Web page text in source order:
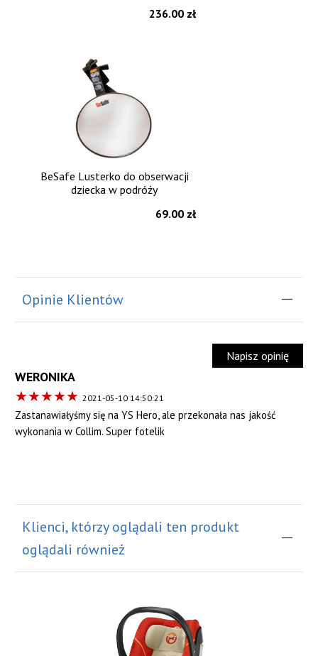
236.00 zł
BeSafe Lusterko do obserwacji
dziecka w podróży
69.00 zł
Opinie Klientów
Napisz opinię
WERONIKA
★★★★★ 2021-05-10 14:50:21
Zastanawiałyśmy się na YS Hero, ale przekonała nas jakość
wykonania w Collim. Super fotelik
Klienci, którzy oglądali ten produkt
oglądali również